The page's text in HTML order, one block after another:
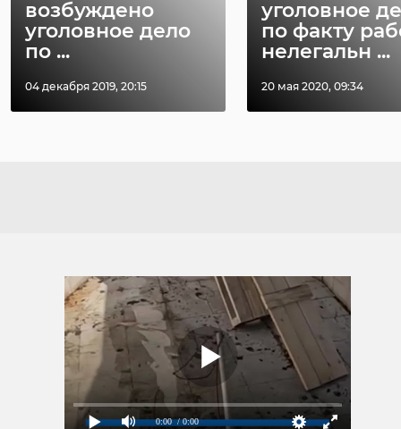
возбуждено
уголовное дело
по ...
04 декабря 2019, 20:15
уголовное
по факту
нелегальн ...
20 мая 2020, 09:34
0:00 / 0:00